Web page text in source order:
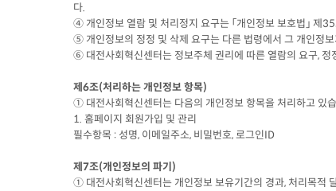
다.
④ 개인정보 열람 및 처리정지 요구는 「개인정보 보호법」
⑤ 개인정보의 정정 및 삭제 요구는 다른 법령에서 그 개인
⑥ 대전사회혁신센터는 정보주체 권리에 따른 열람의 요구,
제6조(처리하는 개인정보 항목)
① 대전사회혁신센터는 다음의 개인정보 항목을 처리하고 있
1. 홈페이지 회원가입 및 관리
필수항목 : 성명, 이메일주소, 비밀번호, 로그인ID
제7조(개인정보의 파기)
① 대전사회혁신센터는 개인정보 보유기간의 경과, 처리목